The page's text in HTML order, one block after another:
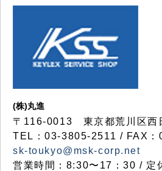
(株)丸進
〒116-0013 東京都荒川区西
TEL：03-3805-2511 / FAX
sk-toukyo@msk-corp.net
営業時間：8:30〜17：30 / 定